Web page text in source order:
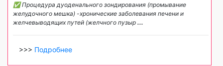
✅ Процедура дуоденального зондирования (промывание
желудочного мешка) -хронические заболевания печени и
желчевыводящих путей (желчного пузыр ...
>>> Подробнее